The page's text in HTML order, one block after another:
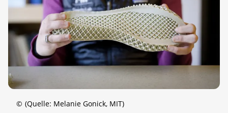
© (Quelle: Melanie Gonick, MIT)